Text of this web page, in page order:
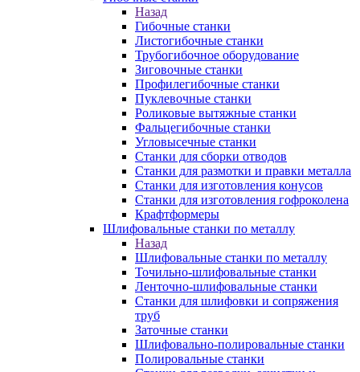
Назад
Гибочные станки
Листогибочные станки
Трубогибочное оборудование
Зиговочные станки
Профилегибочные станки
Пуклевочные станки
Роликовые вытяжные станки
Фальцегибочные станки
Угловысечные станки
Станки для сборки отводов
Станки для размотки и правки металла
Станки для изготовления конусов
Станки для изготовления гофроколена
Крафтформеры
Шлифовальные станки по металлу
Назад
Шлифовальные станки по металлу
Точильно-шлифовальные станки
Ленточно-шлифовальные станки
Станки для шлифовки и сопряжения
труб
Заточные станки
Шлифовально-полировальные станки
Полировальные станки